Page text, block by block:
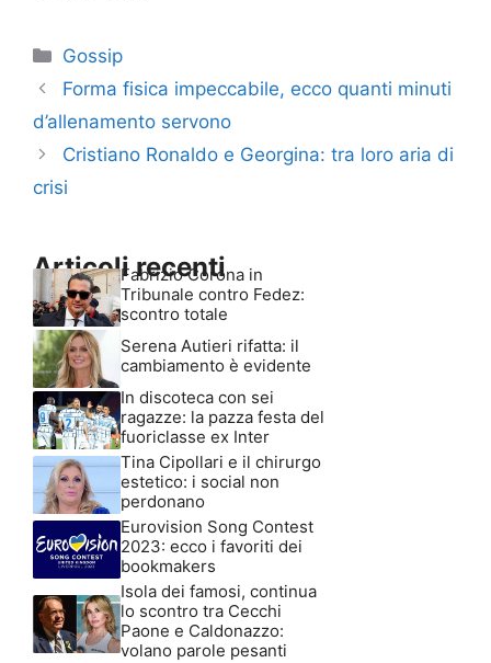
Categorie
Gossip
Forma fisica impeccabile, ecco quanti minuti
d’allenamento servono
Cristiano Ronaldo e Georgina: tra loro aria di
crisi
Articoli recenti
Fabrizio Corona in
Tribunale contro Fedez:
scontro totale
Serena Autieri rifatta: il
cambiamento è evidente
In discoteca con sei
ragazze: la pazza festa del
fuoriclasse ex Inter
Tina Cipollari e il chirurgo
estetico: i social non
perdonano
Eurovision Song Contest
2023: ecco i favoriti dei
bookmakers
Isola dei famosi, continua
lo scontro tra Cecchi
Paone e Caldonazzo:
volano parole pesanti